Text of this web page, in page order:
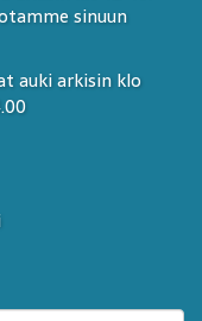
sinuun
auki arkisin klo